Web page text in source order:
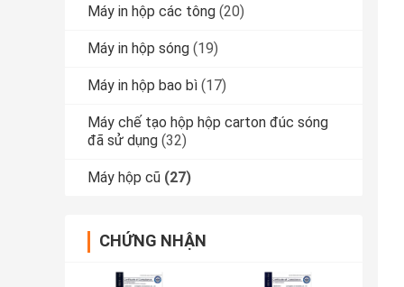
Máy in hộp các tông (20)
Máy in hộp sóng (19)
Máy in hộp bao bì (17)
Máy chế tạo hộp hộp carton đúc sóng
đã sử dụng (32)
Máy hộp cũ (27)
CHỨNG NHẬN